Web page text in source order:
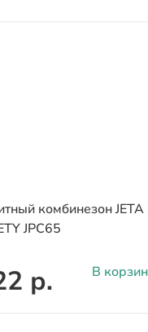
комбинезон JETA
JPC65
р. В